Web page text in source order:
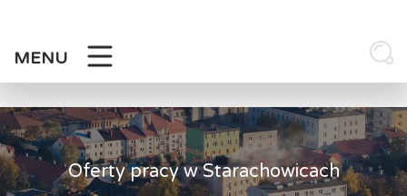
MENU
Oferty pracy w Starachowicach